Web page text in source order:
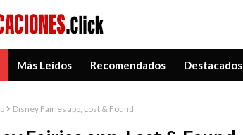
Más Leídos Recomendados Destacados
Disney Fairies app, Lost & Found